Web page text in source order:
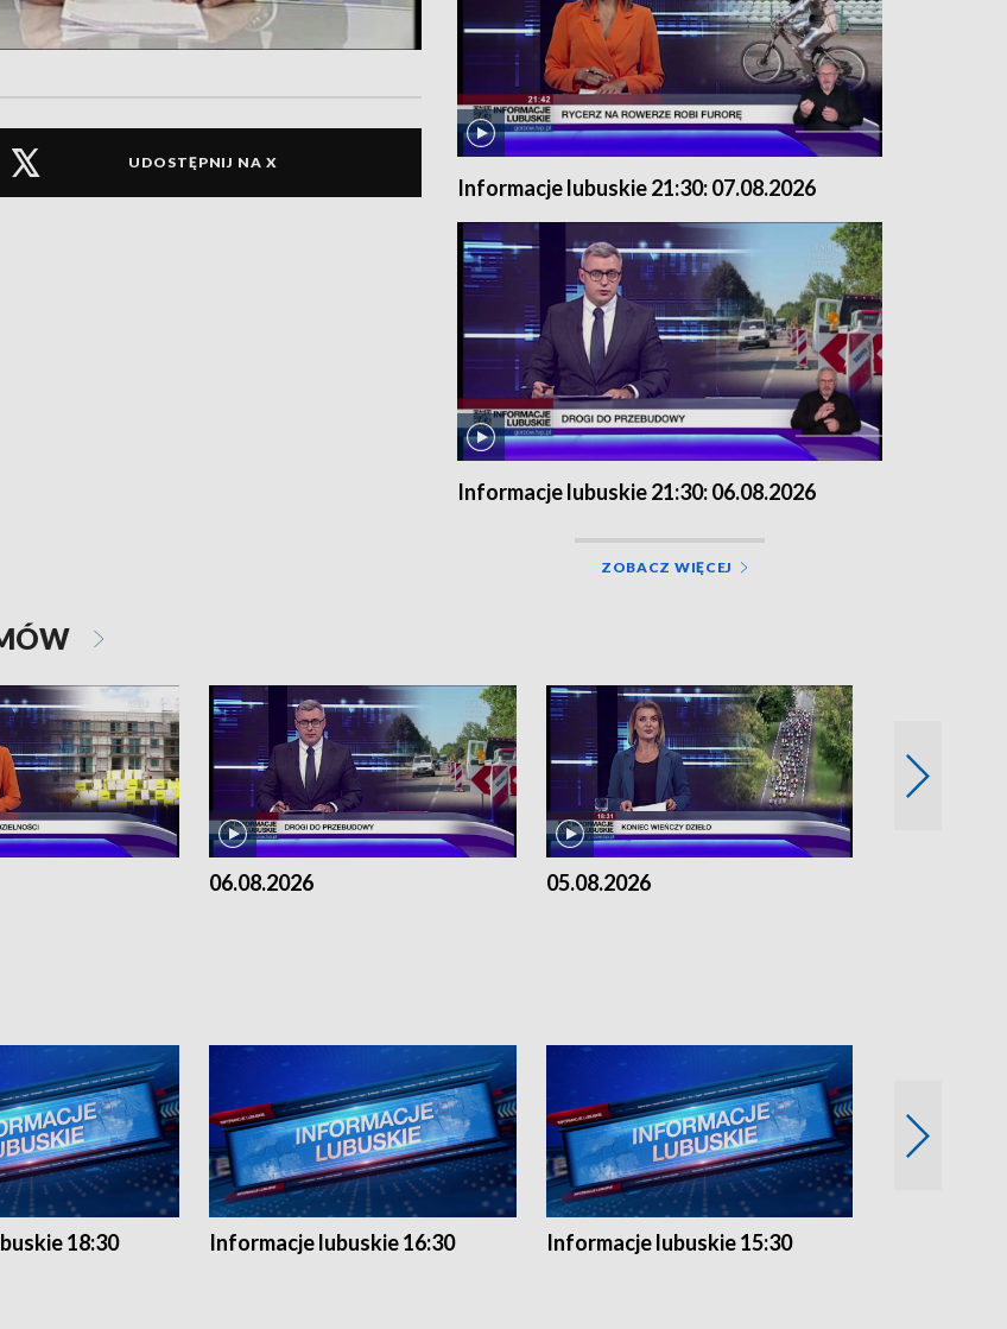
UDOSTĘPNIJ NA X
Informacje lubuskie 21:30: 07.08.2026
Informacje lubuskie 21:30: 06.08.2026
ZOBACZ WIĘCEJ
06.08.2026 05.08.2026
18:30 Informacje lubuskie 16:30 Informacje lubuskie 15:30